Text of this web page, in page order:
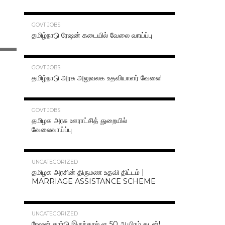
GOVT JOBS
தமிழ்நாடு ரேஷன் கடையில் வேலை வாய்ப்பு
GOVT JOBS
தமிழ்நாடு அரசு அலுவலக உதவியாளர் வேலை!
GOVT JOBS
தமிழக அரசு ஊராட்சித் துறையில்
வேலைவாய்ப்பு
UNCATEGORIZED
தமிழக அரசின் திருமண உதவி திட்டம் |
MARRIAGE ASSISTANCE SCHEME
UNCATEGORIZED